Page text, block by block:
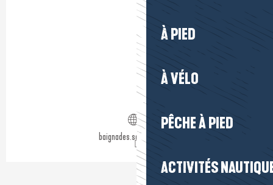
À PIED
À VÉLO
PÊCHE À PIED
ACTIVITÉS
baignades.sante.gouv.fr